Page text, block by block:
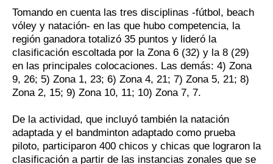
Tomando en cuenta las tres disciplinas -fútbol, beach
vóley y natación- en las que hubo competencia, la
región ganadora totalizó 35 puntos y lideró la
clasificación escoltada por la Zona 6 (32) y la 8 (29)
en las principales colocaciones. Las demás: 4) Zona
9, 26; 5) Zona 1, 23; 6) Zona 4, 21; 7) Zona 5, 21; 8)
Zona 2, 15; 9) Zona 10, 11; 10) Zona 7, 7.
De la actividad, que incluyó también la natación
adaptada y el bandminton adaptado como prueba
piloto, participaron 400 chicos y chicas que lograron la
clasificación a partir de las instancias zonales que se